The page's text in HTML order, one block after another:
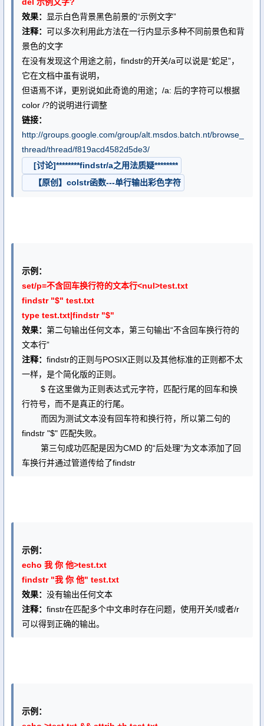
效果：
显示白色背景黑色前景的“示例文字”
注释： 可以多次利用此方法在一行内显示多种不同前景色和背
景色的文字
在没有发现这个用途之前，findstr的开关/a可以说是“蛇足”，
它在文档中虽有说明，
但语焉不详，更别说如此奇诡的用途；/a: 后的字符可以根据
color /?的说明进行调整
链接：
http://groups.google.com/group/alt.msdos.batch.nt/browse_
thread/thread/f819acd4582d5de3/
[讨论]********findstr/a之用法质疑********
【原创】colstr函数---单行输出彩色字符
示例：
set/p=不含回车换行符的文本行<nul>test.txt
findstr "$" test.txt
type test.txt|findstr "$"
效果： 第二句输出任何文本，第三句输出“不含回车换行符的
文本行”
注释： findstr的正则与POSIX正则以及其他标准的正则都不太
一样，是个简化版的正则。
$ 在这里做为正则表达式元字符，匹配行尾的回车和换
行符号，而不是真正的行尾。
而因为测试文本没有回车符和换行符，所以第二句的
findstr "$" 匹配失败。
第三句成功匹配是因为CMD 的“后处理”为文本添加了回
车换行并通过管道传给了findstr
示例：
echo 我 你 他>test.txt
findstr "我 你 他" test.txt
效果： 没有输出任何文本
注释： finstr在匹配多个中文串时存在问题，使用开关/l或者/r
可以得到正确的输出。
示例：